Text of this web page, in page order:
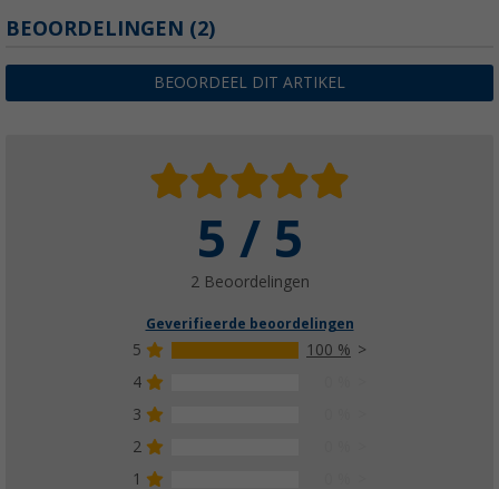
BEOORDELINGEN (2)
BEOORDEEL DIT ARTIKEL
5 / 5
2 Beoordelingen
Geverifieerde beoordelingen
5
100 %
4
3
2
1